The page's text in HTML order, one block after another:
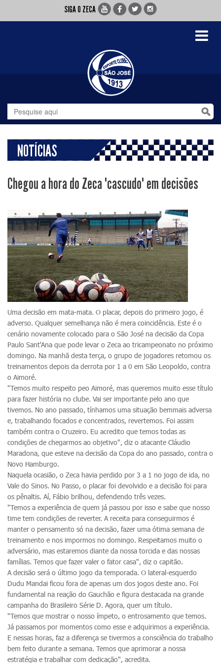
SIGA O ZECA
Toggle
NOTÍCIAS
Chegou a hora do Zeca "cascudo" em decisões
Uma decisão em mata-mata. O placar, depois do primeiro jogo, é
adverso. Qualquer semelhança não é mera coincidência. Este é o
cenário novamente colocado para o São José na decisão da Copa
Paulo Sant'Ana que pode levar o Zeca ao tricampeonato no próximo
domingo. Na manhã desta terça, o grupo de jogadores retomou os
treinamentos depois da derrota por 1 a 0 em São Leopoldo, contra
o Aimoré.
"Temos muito respeito peo Aimoré, mas queremos muito esse título
para fazer história no clube. Vai ser importante pelo ano que
tivemos. No ano passado, tínhamos uma situação bemmais adversa
e, trabalhando focados e concentrados, revertemos. Foi assim
também contra o Cruzeiro. Eu acredito que temos todas as
condições de chegarmos ao objetivo", diz o atacante Cláudio
Maradona, que esteve na decisão da Copa do ano passado, contra o
Novo Hamburgo.
Naquela ocasião, o Zeca havia perdido por 3 a 1 no jogo de ida, no
Vale do Sinos. No Passo, o placar foi devolvido e a decisão foi para
os pênaltis. Aí, Fábio brilhou, defendendo três vezes.
"Temos a experiência de quem já passou por isso e sabe que nosso
time tem condições de reverter. A receita para conseguirmos é
manter o pensamento só na decisão, fazer uma ótima semana de
treinamento e nos impormos no domingo. Respeitamos muito o
adversário, mas estaremos diante da nossa torcida e das nossas
famílias. Temos que fazer valer o fator casa", diz o capitão.
A decisão será o último jogo da temporada. O lateral-esquerdo
Dudu Mandai ficou fora de apenas um dos jogos deste ano. Foi
fundamental na reação do Gauchão e figura destacada na grande
campanha do Brasileiro Série D. Agora, quer um título.
"Temos que mostrar o nosso ímpeto, o entrosamento que temos.
Já passamos por momentos como esse e adquirimos a experiência.
E nessas horas, faz a diferença se tivermos a consciência do trabalho
bem feito durante a semana. Temos que aprimorar a nossa
estratégia e trabalhar com dedicação", acredita.